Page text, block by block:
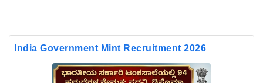
India Government Mint Recruitment 2026